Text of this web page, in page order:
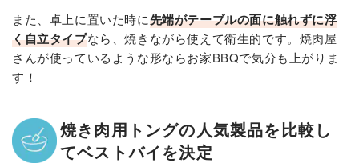
また、卓上に置いた時に先端がテーブルの面に触れずに浮
く自立タイプなら、焼きながら使えて衛生的です。焼肉屋
さんが使っているような形ならお家BBQで気分も上がりま
す！
焼き肉用トングの人気製品を比較し
てベストバイを決定